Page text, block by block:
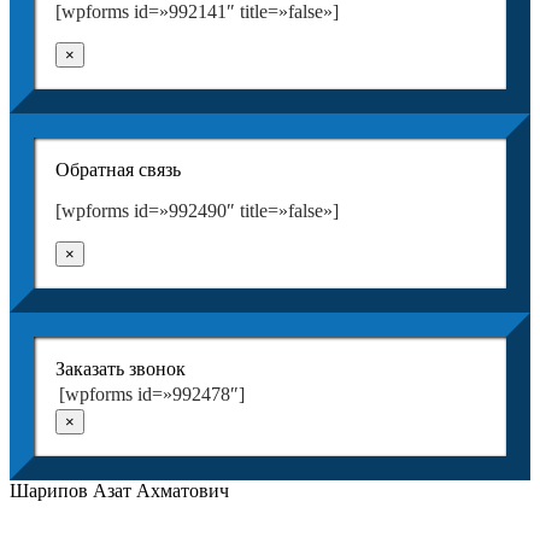
[wpforms id=»992141″ title=»false»]
×
Обратная связь
[wpforms id=»992490″ title=»false»]
×
Заказать звонок
[wpforms id=»992478″]
×
Шарипов Азат Ахматович